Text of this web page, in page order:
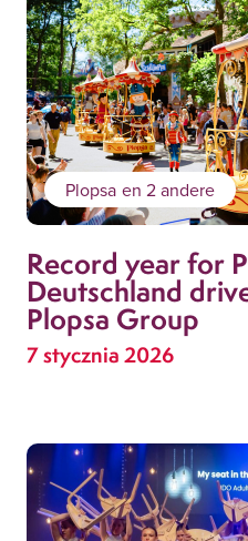
Plopsa en 2 andere
Record year for
Deutschland
Plopsa Group
7 stycznia 2026